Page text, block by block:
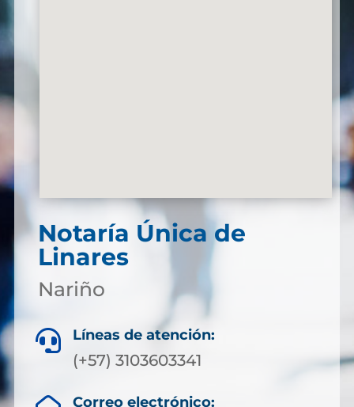
Notaría Única de
Linares
Nariño
 Líneas de atención:
(+57) 3103603341
Correo electrónico: